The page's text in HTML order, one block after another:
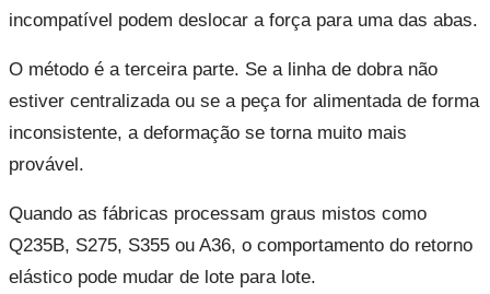
incompatível podem deslocar a força para uma das abas.
O método é a terceira parte. Se a linha de dobra não
estiver centralizada ou se a peça for alimentada de forma
inconsistente, a deformação se torna muito mais
provável.
Quando as fábricas processam graus mistos como
Q235B, S275, S355 ou A36, o comportamento do retorno
elástico pode mudar de lote para lote.